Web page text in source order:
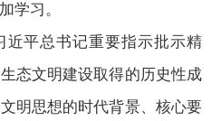
学习。
近平总书记重要指示批示精
态文明建设取得的历史性成
明思想的时代背景、核心要